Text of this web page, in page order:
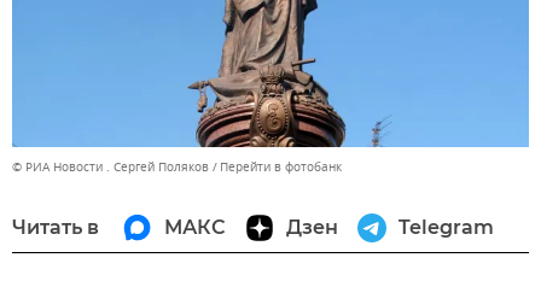
© РИА Новости . Сергей Поляков Перейти в фотобанк
Читать в МАКС Дзен Telegram